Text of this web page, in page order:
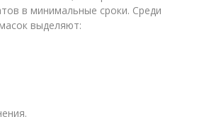
в минимальные сроки. Среди
выделяют: